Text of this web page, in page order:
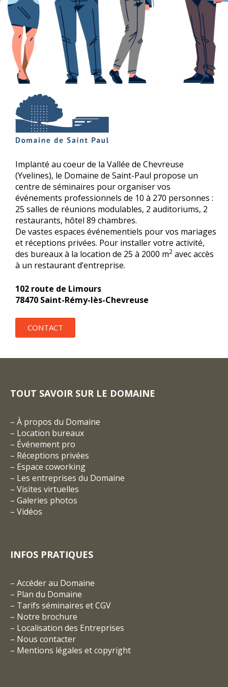
Implanté au coeur de la Vallée de Chevreuse
(Yvelines), le Domaine de Saint-Paul propose un
centre de séminaires pour organiser vos
événements professionnels de 10 à 270 personnes :
25 salles de réunions modulables, 2 auditoriums, 2
restaurants, hôtel 89 chambres.
De vastes espaces événementiels pour vos mariages
et réceptions privées. Pour installer votre activité,
des bureaux à la location de 25 à 2000 m2 avec accès
à un restaurant d’entreprise.
102 route de Limours
78470 Saint-Rémy-lès-Chevreuse
CONTACT
TOUT SAVOIR SUR LE DOMAINE
– À propos du Domaine
– Location bureaux
– Événement pro
– Réceptions privées
– Espace coworking
– Les entreprises du Domaine
– Visites virtuelles
– Galeries photos
– Vidéos
INFOS PRATIQUES
– Accéder au Domaine
– Plan du Domaine
– Tarifs séminaires et CGV
– Notre brochure
– Localisation des Entreprises
– Nous contacter
– Mentions légales et copyright